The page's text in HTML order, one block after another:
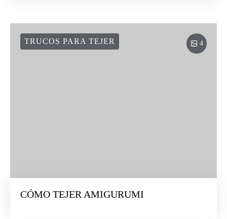
4
TRUCOS PARA TEJER
CÓMO TEJER AMIGURUMI